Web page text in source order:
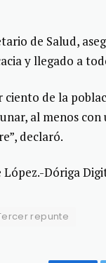
de Salud,
y llegado a
ciento de la
al menos
declaró.
Dóriga
repunte